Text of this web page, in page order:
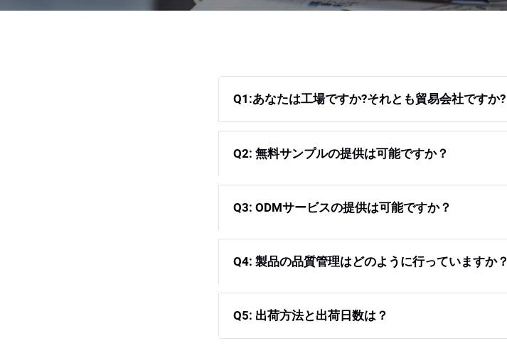
Q1:あなたは工場ですか?それとも貿易会社ですか?
Q2: 無料サンプルの提供は可能ですか？
Q3: ODMサービスの提供は可能ですか？
Q4: 製品の品質管理はどのように行っていますか？
Q5: 出荷方法と出荷日数は？